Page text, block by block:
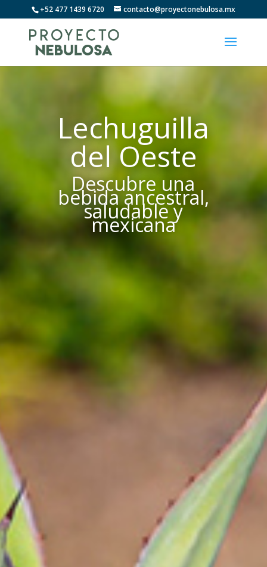
+52 477 1439 6720 contacto@proyectonebulosa.mx
Lechuguilla
del Oeste
Descubre una
bebida ancestral,
saludable y
mexicana